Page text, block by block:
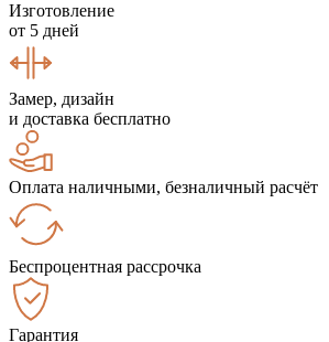
Изготовление
от 5 дней
Замер, дизайн
и доставка бесплатно
Оплата наличными, безналичный расчёт
Беспроцентная рассрочка
Гарантия